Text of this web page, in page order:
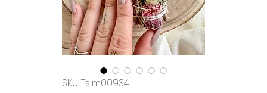
SKU: Tslm00934